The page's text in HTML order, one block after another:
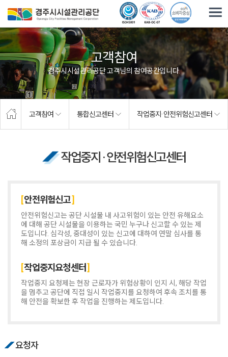
고객참여
경주시시설관리공단 고객님의 참여공간입니다.
고객참여 통합신고센터 작업중지· 안전위험신고센터
작업중지 · 안전위험신고센터
안전위험신고
안전위험신고는 공단 시설물 내 사고위험이 있는 안전 유해요소
에 대해 공단 시설물을 이용하는 국민 누구나 신고할 수 있는 제
도입니다. 심각성, 중대성이 있는 신고에 대하여 연말 심사를 통
해 소정의 포상금이 지급 될 수 있습니다.
작업중지요청센터
작업중지 요청제는 현장 근로자가 위험상황이 인지 시, 해당 작업
을 멈추고 공단에 직접 일시 작업중지를 요청하여 후속 조치를 통
해 안전을 확보한 후 작업을 진행하는 제도입니다.
요청자